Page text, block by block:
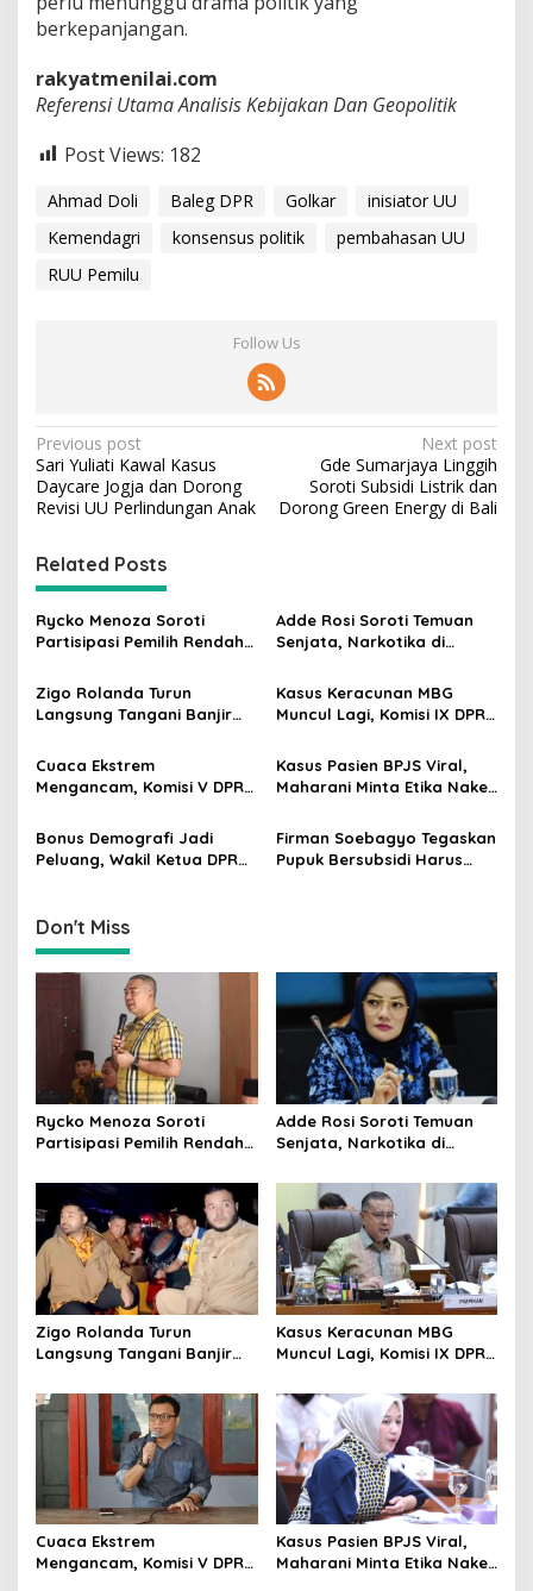
berkepanjangan.
rakyatmenilai.com
Referensi Utama Analisis Kebijakan Dan Geopolitik
Post Views: 182
Ahmad Doli Baleg DPR Golkar
inisiator UU
Kemendagri
konsensus politik
pembahasan UU
RUU Pemilu
Follow Us
P
o
s
t
n
a
v
i
g
t
o
Previous post
Sari Yuliati Kawal Kasus
Daycare Jogja dan Dorong
Revisi UU Perlindungan Anak
Next post
Gde Sumarjaya Linggih
Soroti Subsidi Listrik dan
Dorong Green Energy di Bali
Related Posts
Rycko Menoza Soroti
Partisipasi Pemilih Rendah
Edukasi Politik
Adde Rosi Soroti Temuan
Senjata, Narkotika di
Siswa Harus Dijaga
Zigo Rolanda Turun
Langsung Tangani Banjir
Kasus Keracunan MBG
Muncul Lagi, Komisi IX DPR
Jalur Hukum
Cuaca Ekstrem
Mengancam, Komisi V DPR
Kesiapan Petani Indramayu
Kasus Pasien BPJS Viral,
Maharani Minta Etika Nakes
Dievaluasi
Bonus Demografi Jadi
Peluang, Wakil Ketua DPR
Firman Soebagyo Tegaskan
Pupuk Bersubsidi Harus
Don't Miss
Rycko Menoza Soroti
Partisipasi Pemilih Rendah
Edukasi Politik
Adde Rosi Soroti Temuan
Senjata, Narkotika di
Siswa Harus Dijaga
Zigo Rolanda Turun
Langsung Tangani Banjir
Kasus Keracunan MBG
Muncul Lagi, Komisi IX DPR
Jalur Hukum
Cuaca Ekstrem
Mengancam, Komisi V DPR
Kasus Pasien BPJS Viral,
Maharani Minta Etika Nakes